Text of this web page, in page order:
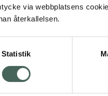
via webbplatsens
återkallelsen.
Statistik
Pris online
för
kr